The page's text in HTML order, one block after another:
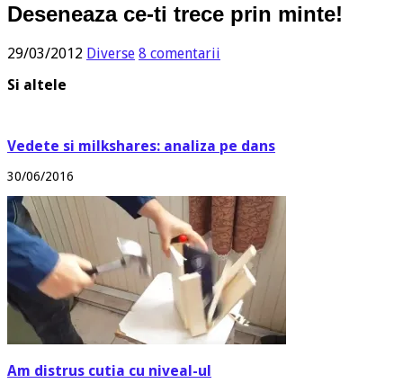
Deseneaza ce-ti trece prin minte!
29/03/2012 Diverse 8 comentarii
Si altele
Vedete si milkshares: analiza pe dans
30/06/2016
Am distrus cutia cu niveal-ul